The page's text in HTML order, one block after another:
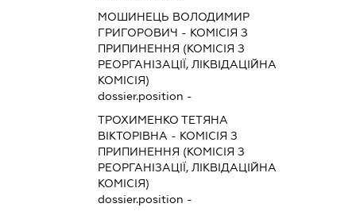
МОШИНЕЦЬ ВОЛОДИМИР
ГРИГОРОВИЧ - КОМІСІЯ З
ПРИПИНЕННЯ (КОМІСІЯ З
РЕОРГАНІЗАЦІЇ, ЛІКВІДАЦІЙНА
КОМІСІЯ)
dossier.position -
ТРОХИМЕНКО ТЕТЯНА
ВІКТОРІВНА - КОМІСІЯ З
ПРИПИНЕННЯ (КОМІСІЯ З
РЕОРГАНІЗАЦІЇ, ЛІКВІДАЦІЙНА
КОМІСІЯ)
dossier.position -